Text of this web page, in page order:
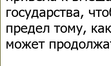
государства,
предел тому,
может